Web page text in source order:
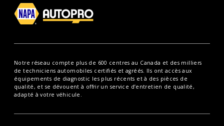
Notre réseau compte plus de 600 centres au Canada et des milliers
de techniciens automobiles certifiés et agréés. Ils ont accès aux
équipements de diagnostic les plus récents et à des pièces de
qualité, et se dévouent à offrir un service d’entretien de qualité,
adapté à votre véhicule.